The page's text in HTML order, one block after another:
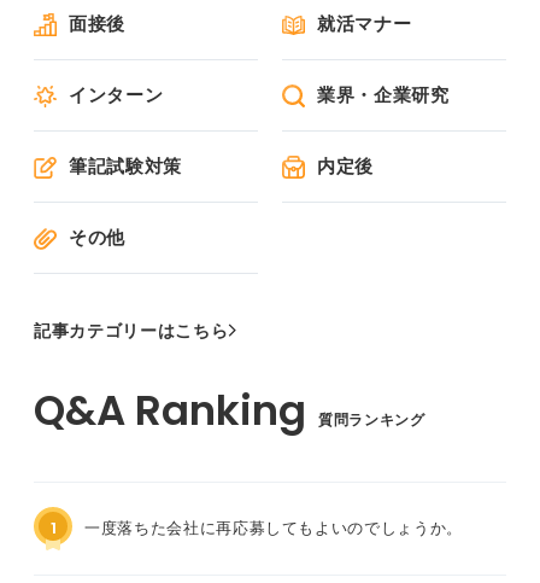
面接後 就活マナー
インターン 業界・企業研究
筆記試験対策 内定後
その他
記事カテゴリーはこちら
質問ランキング
1 一度落ちた会社に再応募してもよいのでしょうか。